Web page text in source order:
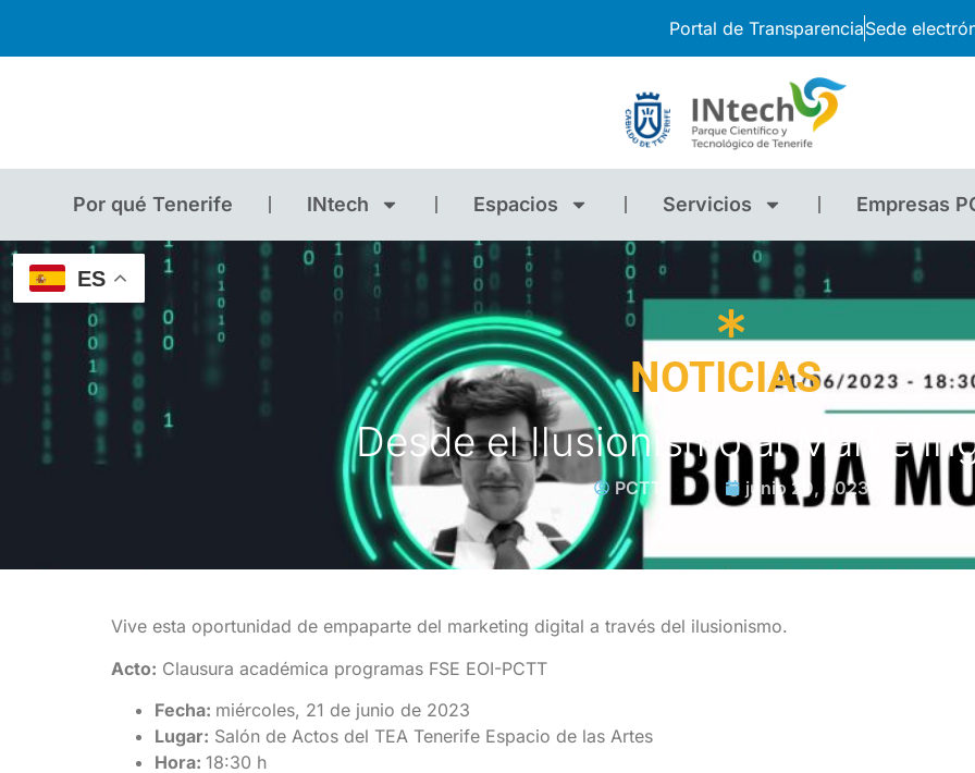
Portal de TransparenciaSede
Por qué Tenerife INtech Espacios Servicios Empresas
ES
NOTICIAS
Desde el Ilusionismo al
PCTT junio 20, 2023
Vive esta oportunidad de empaparte del marketing digital a través del ilusionismo.
Acto: Clausura académica programas FSE EOI-PCTT
Fecha: miércoles, 21 de junio de 2023
Lugar: Salón de Actos del TEA Tenerife Espacio de las Artes
Hora: 18:30 h